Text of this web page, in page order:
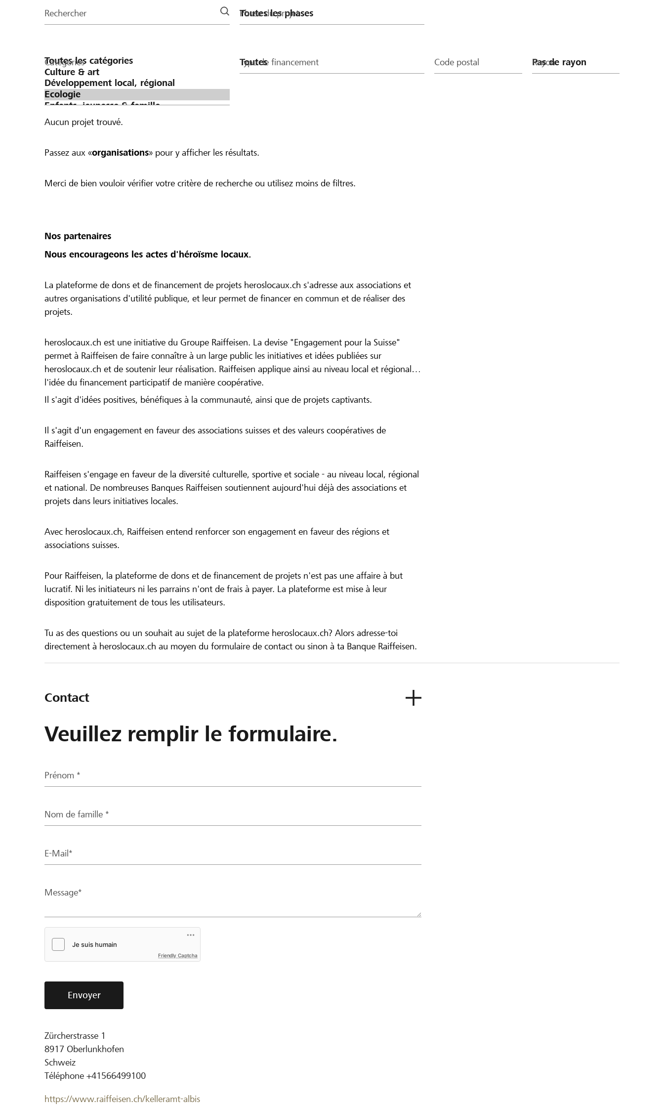
la
Rechercher Phase du projet
Catégories Type de financement Code postal Rayon
Aucun projet trouvé.
Passez aux «organisations» pour y afficher les résultats.
Merci de bien vouloir vérifier votre critère de recherche ou utilisez moins de filtres.
Nos partenaires
Nous encourageons les actes d'héroïsme locaux.
La plateforme de dons et de financement de projets heroslocaux.ch s'adresse aux associations et
autres organisations d'utilité publique, et leur permet de financer en commun et de réaliser des
projets.
heroslocaux.ch est une initiative du Groupe Raiffeisen. La devise "Engagement pour la Suisse"
permet à Raiffeisen de faire connaître à un large public les initiatives et idées publiées sur
heroslocaux.ch et de soutenir leur réalisation. Raiffeisen applique ainsi au niveau local et régional
l'idée du financement participatif de manière coopérative.
Il s'agit d'idées positives, bénéfiques à la communauté, ainsi que de projets captivants.
Il s'agit d'un engagement en faveur des associations suisses et des valeurs coopératives de
Raiffeisen.
Raiffeisen s'engage en faveur de la diversité culturelle, sportive et sociale - au niveau local, régional
et national. De nombreuses Banques Raiffeisen soutiennent aujourd'hui déjà des associations et
projets dans leurs initiatives locales.
Avec heroslocaux.ch, Raiffeisen entend renforcer son engagement en faveur des régions et
associations suisses.
Pour Raiffeisen, la plateforme de dons et de financement de projets n'est pas une affaire à but
lucratif. Ni les initiateurs ni les parrains n'ont de frais à payer. La plateforme est mise à leur
disposition gratuitement de tous les utilisateurs.
Tu as des questions ou un souhait au sujet de la plateforme heroslocaux.ch? Alors adresse-toi
directement à heroslocaux.ch au moyen du formulaire de contact ou sinon à ta Banque Raiffeisen.
Contact
Veuillez remplir le formulaire.
Prénom *
Nom de famille *
E-Mail*
Message*
Friendly Captcha
Envoyer
Zürcherstrasse 1
8917 Oberlunkhofen
Schweiz
Téléphone +41566499100
https://www.raiffeisen.ch/kelleramt-albis